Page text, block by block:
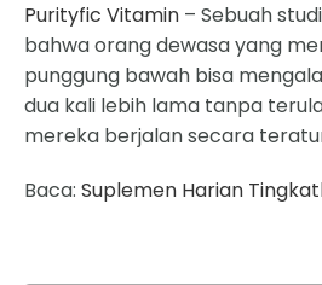
Purityfic Vitamin – Sebuah
bahwa orang dewasa yang
punggung bawah bisa
dua kali lebih lama tanpa
mereka berjalan secara
Baca: Suplemen Harian